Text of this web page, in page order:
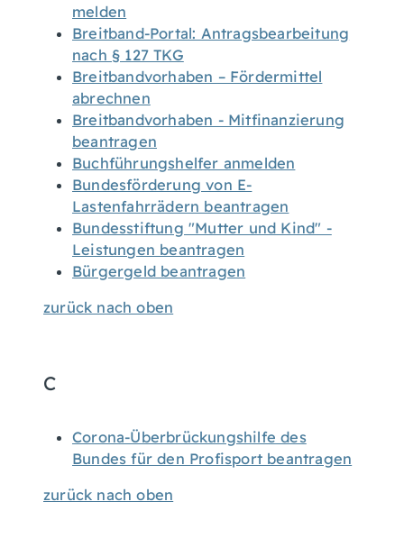
melden
Breitband-Portal: Antragsbearbeitung
nach § 127 TKG
Breitbandvorhaben – Fördermittel
abrechnen
Breitbandvorhaben - Mitfinanzierung
beantragen
Buchführungshelfer anmelden
Bundesförderung von E-
Lastenfahrrädern beantragen
Bundesstiftung "Mutter und Kind" -
Leistungen beantragen
Bürgergeld beantragen
zurück nach oben
C
Corona-Überbrückungshilfe des
Bundes für den Profisport beantragen
zurück nach oben